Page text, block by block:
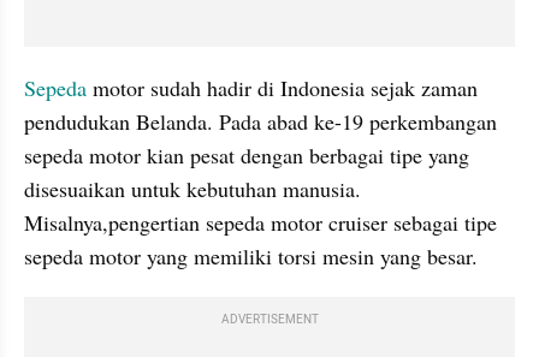
Sepeda motor sudah hadir di Indonesia sejak zaman
pendudukan Belanda. Pada abad ke-19 perkembangan
sepeda motor kian pesat dengan berbagai tipe yang
disesuaikan untuk kebutuhan manusia.
Misalnya,pengertian sepeda motor cruiser sebagai tipe
sepeda motor yang memiliki torsi mesin yang besar.
ADVERTISEMENT